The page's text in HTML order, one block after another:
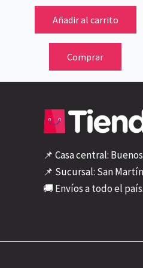
Añadir al carrito
Comprar
📌 Casa central:
📌 Sucursal: San
🚚 Envíos a todo el país.